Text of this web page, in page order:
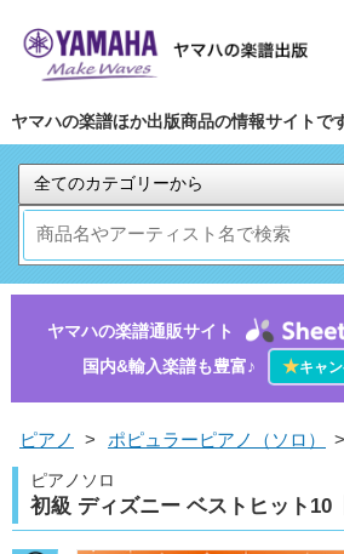
ヤマハの楽譜ほか出版商品の情報サイトで
ヤマハの楽譜通販サイト
国内&輸入楽譜も豊富♪
★キャ
ピアノ > ポピュラーピアノ（ソロ） >
ピアノソロ
初級 ディズニー ベストヒット10